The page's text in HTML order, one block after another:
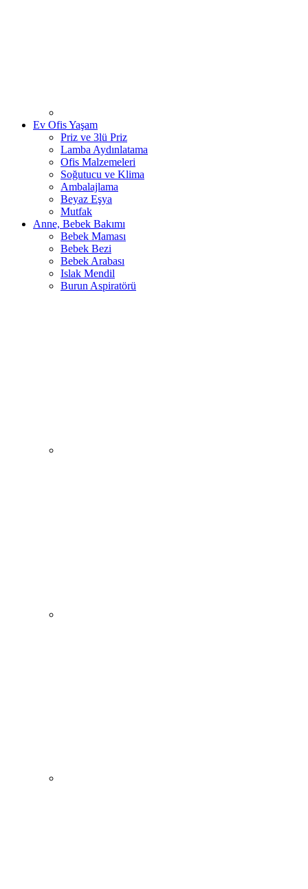
Ev Ofis Yaşam
Priz ve 3lü Priz
Lamba Aydınlatama
Ofis Malzemeleri
Soğutucu ve Klima
Ambalajlama
Beyaz Eşya
Mutfak
Anne, Bebek Bakımı
Bebek Maması
Bebek Bezi
Bebek Arabası
Islak Mendil
Burun Aspiratörü